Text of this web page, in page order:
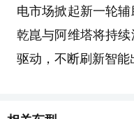
电市场掀起新一轮
乾崑与阿维塔将持
驱动，不断刷新智能